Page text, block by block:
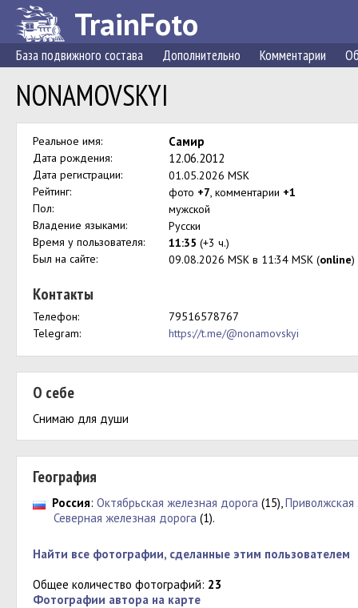
TrainFoto
База подвижного состава Дополнительно Комментарии
NONAMOVSKYI
Реальное имя: Самир
Дата рождения: 12.06.2012
Дата регистрации:
01.05.2026 MSK
Рейтинг:
фото +7, комментарии +1
Пол:
мужской
Владение языками:
Русски
Время у пользователя:
11:35 (+3 ч.)
Был на сайте:
09.08.2026 MSK в 11:34 MSK (online)
Контакты
Телефон:
79516578767
Telegram:
https://t.me/@nonamovskyi
О себе
Снимаю для души
География
Россия: Октябрьская железная дорога (15),
Северная железная дорога (1).
Найти все фотографии, сделанные этим пользователем
Общее количество фотографий: 23
Фотографии автора на карте